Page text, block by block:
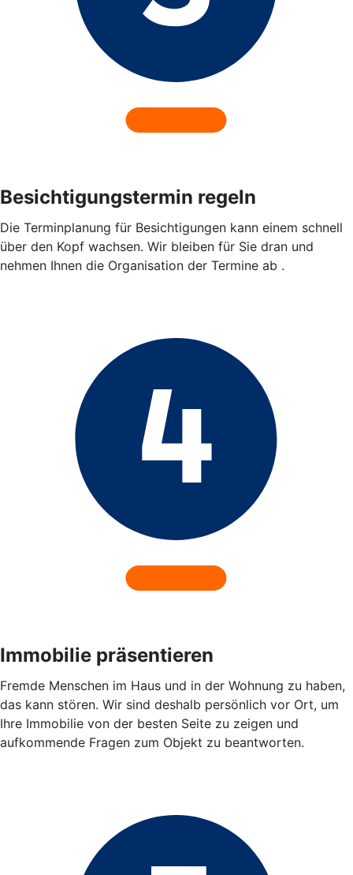
Besichtigungstermin regeln
Die Terminplanung für Besichtigungen kann einem schnell
über den Kopf wachsen. Wir bleiben für Sie dran und
nehmen Ihnen die Organisation der Termine ab .
Immobilie präsentieren
Fremde Menschen im Haus und in der Wohnung zu haben,
das kann stören. Wir sind deshalb persönlich vor Ort, um
Ihre Immobilie von der besten Seite zu zeigen und
aufkommende Fragen zum Objekt zu beantworten.